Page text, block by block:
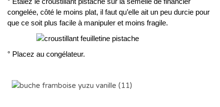
congelée, côté le moins plat, il faut qu’elle ait un peu durcie pour
que ce soit plus facile à manipuler et moins fragile.
° Placez au congélateur.